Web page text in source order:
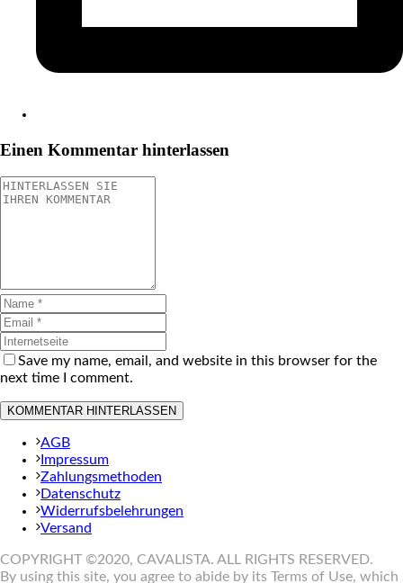
Einen Kommentar hinterlassen
Save my name, email, and website in this browser for the
next time I comment.
AGB
Impressum
Zahlungsmethoden
Datenschutz
Widerrufsbelehrungen
Versand
COPYRIGHT ©2020, CAVALISTA. ALL RIGHTS RESERVED.
By using this site, you agree to abide by its Terms of Use, which